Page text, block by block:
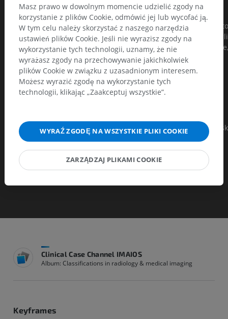
rated separately.
The following brain areas were used for rating: frontal,
occipital, temporal, infratentorial/cerebellum, and basal
(striatum, globus pallidus, thalamus, internal/external capsule,
and insula).
Source:
A new rating scale for age-related white matter changes
Pantoni L, Pasquier F, Erkinjuntti T, Scheltens P; European Task
Force on Age-Related White Matter Changes. Stroke. 2001
Jun;32(6):1318-22.
Clinical Case Channel IMAIOS
Album: Classifications in radiology & medical imaging
Keyframes
Masz prawo w dowolnym momencie udzielić zgody na
korzystanie z plików Cookie, odmówić jej lub wycofać ją.
W tym celu należy skorzystać z naszego narzędzia
ustawień plików Cookie. Jeśli nie wyrazisz zgody na
wykorzystanie tych technologii, uznamy, że nie
wyrażasz zgody na przechowywanie jakichkolwiek
plików Cookie w związku z uzasadnionym interesem.
Możesz wyrazić zgodę na wykorzystanie tych
technologii, klikając „Zaakceptuj wszystkie”.
WYRAŹ ZGODĘ NA WSZYSTKIE PLIKI COOKIE
ZARZĄDZAJ PLIKAMI COOKIE